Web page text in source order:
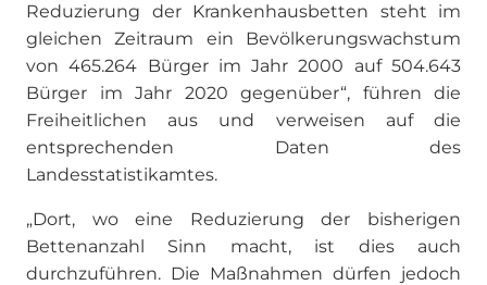
Reduzierung der Krankenhausbetten steht im
gleichen Zeitraum ein Bevölkerungswachstum
von 465.264 Bürger im Jahr 2000 auf 504.643
Bürger im Jahr 2020 gegenüber“, führen die
Freiheitlichen aus und verweisen auf die
entsprechenden Daten des
Landesstatistikamtes.
„Dort, wo eine Reduzierung der bisherigen
Bettenanzahl Sinn macht, ist dies auch
durchzuführen. Die Maßnahmen dürfen jedoch